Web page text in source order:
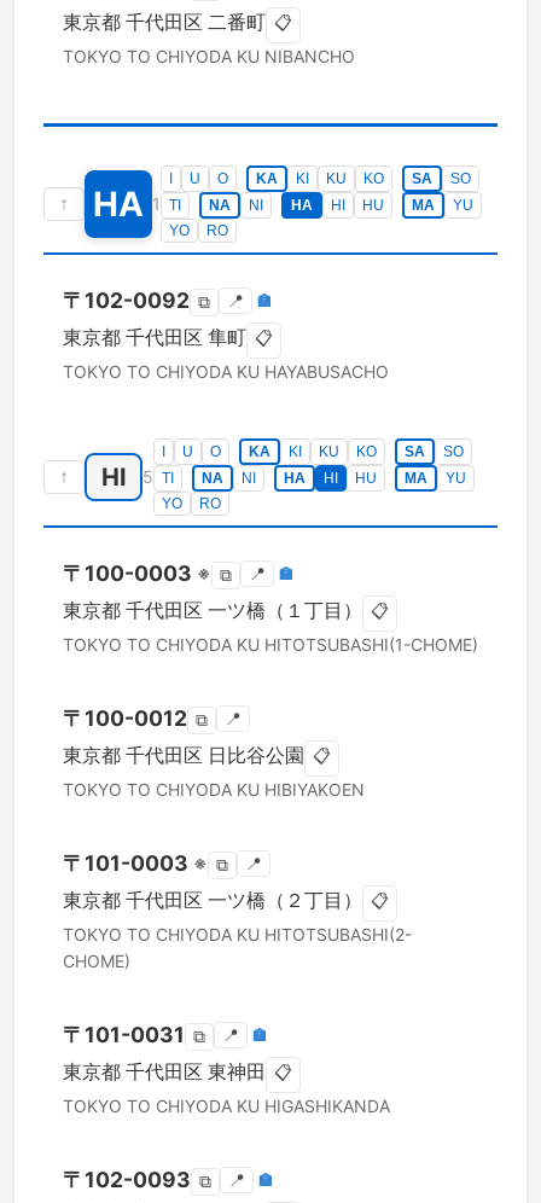
東京都 千代田区 二番町 📋
TOKYO TO CHIYODA KU NIBANCHO
↑ HA 1
U O KA KI KU KO SA
SO
TI
NA NI HA HI HU MA
YU
YO
RO
〒 102-0092 ⧉ 📍 🏣
東京都 千代田区 隼町 📋
TOKYO TO CHIYODA KU HAYABUSACHO
↑ HI 5
U O KA KI KU KO SA
SO
TI
NA NI HA HI HU MA
YU
YO
RO
〒 100-0003 ※ ⧉ 📍 🏣
東京都 千代田区 一ツ橋（１丁目） 📋
TOKYO TO CHIYODA KU HITOTSUBASHI(1-CHOME)
〒 100-0012 ⧉ 📍
東京都 千代田区 日比谷公園 📋
TOKYO TO CHIYODA KU HIBIYAKOEN
〒 101-0003 ※ ⧉ 📍
東京都 千代田区 一ツ橋（２丁目） 📋
TOKYO TO CHIYODA KU HITOTSUBASHI(2-
CHOME)
〒 101-0031 ⧉ 📍 🏣
東京都 千代田区 東神田 📋
TOKYO TO CHIYODA KU HIGASHIKANDA
〒 102-0093 ⧉ 📍 🏣